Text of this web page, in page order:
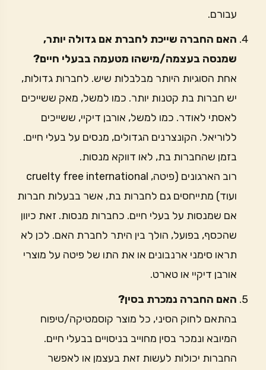
עבורם.
האם החברה שייכת לחברת אם גדולה יותר,
שמנסה בעצמה/מישהו מטעמה בבעלי חיים?
אחת הסוגיות היותר מבלבלות שיש. לחברות גדולות,
יש חברות בת קטנות יותר. כמו למשל, מאק ששייכים
לאסתי לאודר. כמו למשל, אורבן דיקיי, ששייכים
ללוריאל. הקונצרנים הגדולים, מנסים על בעלי חיים.
בזמן שהחברות בת, לאו דווקא מנסות.
רוב הארגונים (פיטה, cruelty free international
ועוד) מתייחסים גם לחברות בת, אשר בבעלות חברות
אם שמנסות על בעלי חיים. כחברות מנסות. זאת כיוון
שהכסף, בפועל, הולך בין היתר לחברת האם. לכן לא
תראו סימני ארנבונים או את התו של פיטה על מוצרי
אורבן דיקיי או טארט.
האם החברה נמכרת בסין?
בהתאם לחוק הסיני, כל מוצר קוסמטיקה/טיפוח
המיובא ונמכר בסין מחוייב בניסויים בבעלי חיים.
החברות יכולות לעשות זאת בעצמן או לאפשר